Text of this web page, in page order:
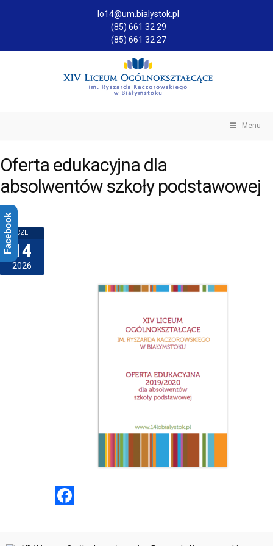
lo14@um.bialystok.pl
(85) 661 32 29
(85) 661 32 27
Menu
Oferta edukacyjna dla
absolwentów szkoły podstawowej
CZE
14
2026
Facebook